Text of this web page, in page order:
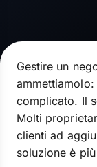
Gestire un
ammettiamolo:
complicato. Il
Molti
clienti ad
soluzione è